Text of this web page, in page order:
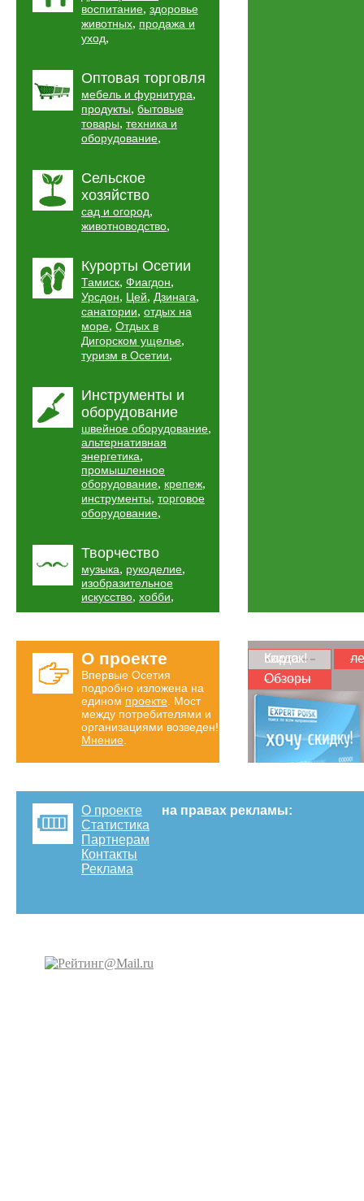
воспитание, здоровье
животных, продажа и
уход,
Оптовая торговля
мебель и фурнитура,
продукты, бытовые
товары, техника и
оборудование,
Сельское
хозяйство
сад и огород,
животноводство,
Курорты Осетии
Тамиск, Фиагдон,
Урсдон, Цей, Дзинага,
санатории, отдых на
море, Отдых в
Дигорском ущелье,
туризм в Осетии,
Инструменты и
оборудование
швейное оборудование,
альтернативная
энергетика,
промышленное
оборудование, крепеж,
инструменты, торговое
оборудование,
Творчество
музыка, рукоделие,
изобразительное
искусство, хобби,
О проекте
Впервые Осетия
подробно изложена на
едином проекте . Мост
между потребителями и
организациями возведен!
Мнение
Карта скидок!
Обзоры
О проекте
Статистика
Партнерам
Контакты
Реклама
на правах рекламы: